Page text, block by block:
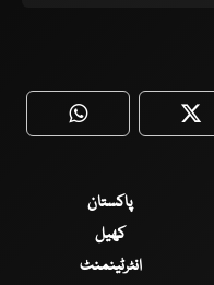
WhatsApp
پاکستان
کھیل
انٹرٹینمنٹ